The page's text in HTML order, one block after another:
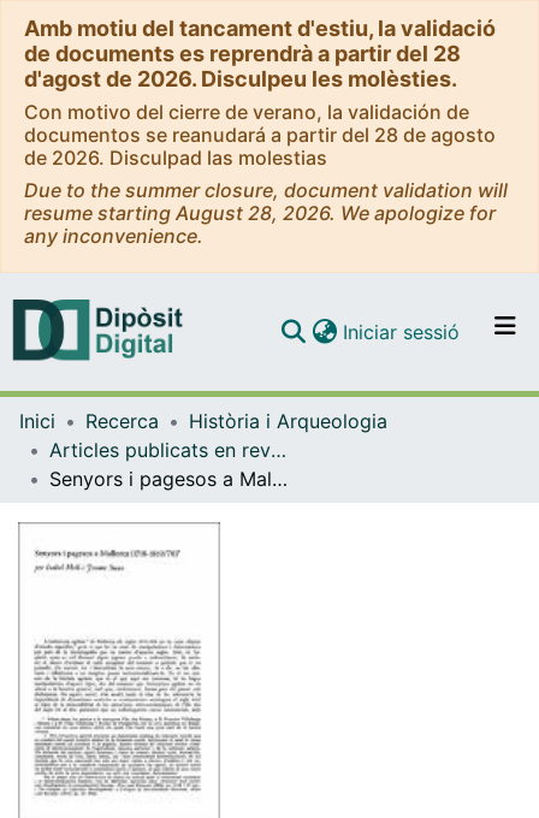
Amb motiu del tancament d'estiu, la validació
de documents es reprendrà a partir del 28
d'agost de 2026. Disculpeu les molèsties.
Con motivo del cierre de verano, la validación de
documentos se reanudará a partir del 28 de agosto
de 2026. Disculpad las molestias
Due to the summer closure, document validation will
resume starting August 28, 2026. We apologize for
any inconvenience.
Navega per tot el DD
Com publicar
Iniciar sessió (current)
Inici Recerca
Història i Arqueologia
Articles publicats en revistes (Història i Arqueologia)
Senyors i pagesos a Mallorca (1718-1860/70)